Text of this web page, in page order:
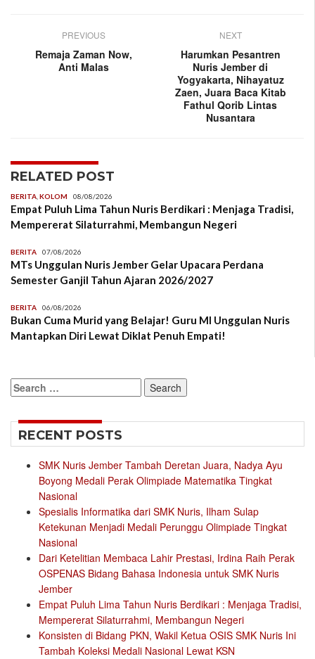
PREVIOUS
Remaja Zaman Now,
Anti Malas
NEXT
Harumkan Pesantren
Nuris Jember di
Yogyakarta, Nihayatuz
Zaen, Juara Baca Kitab
Fathul Qorib Lintas
Nusantara
RELATED POST
BERITA KOLOM 08/08/2026
Empat Puluh Lima Tahun Nuris Berdikari : Menjaga Tradisi,
Mempererat Silaturrahmi, Membangun Negeri
BERITA 07/08/2026
MTs Unggulan Nuris Jember Gelar Upacara Perdana
Semester Ganjil Tahun Ajaran 2026/2027
BERITA 06/08/2026
Bukan Cuma Murid yang Belajar! Guru MI Unggulan Nuris
Mantapkan Diri Lewat Diklat Penuh Empati!
Search
for:
RECENT POSTS
SMK Nuris Jember Tambah Deretan Juara, Nadya Ayu
Boyong Medali Perak Olimpiade Matematika Tingkat
Nasional
Spesialis Informatika dari SMK Nuris, Ilham Sulap
Ketekunan Menjadi Medali Perunggu Olimpiade Tingkat
Nasional
Dari Ketelitian Membaca Lahir Prestasi, Irdina Raih Perak
OSPENAS Bidang Bahasa Indonesia untuk SMK Nuris
Jember
Empat Puluh Lima Tahun Nuris Berdikari : Menjaga Tradisi,
Mempererat Silaturrahmi, Membangun Negeri
Konsisten di Bidang PKN, Wakil Ketua OSIS SMK Nuris Ini
Tambah Koleksi Medali Nasional Lewat KSN